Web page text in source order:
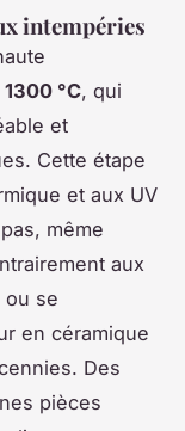
intempéries
1300 °C, qui
et
Cette étape
et aux UV
même
aux
ou se
en céramique
Des
pièces